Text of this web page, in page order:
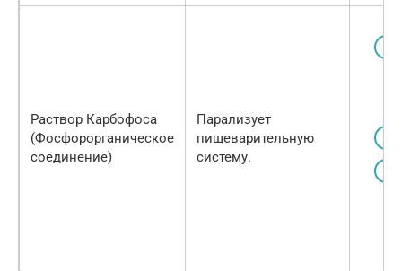
Раствор Карбофоса
(Фосфорорганическое
соединение)
Парализует
пищеварительную
систему.